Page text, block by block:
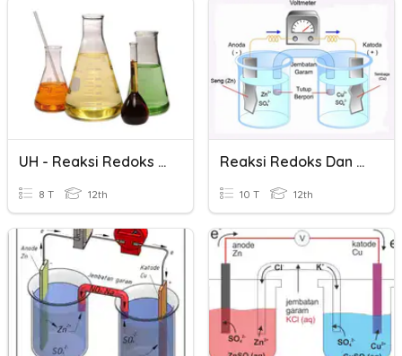
UH - Reaksi Redoks Dan Elektrokimia
8 T 12th
Reaksi Redoks Dan Elektrokimia
10 T 12th